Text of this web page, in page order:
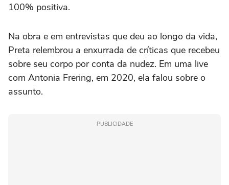
100% positiva.
Na obra e em entrevistas que deu ao longo da vida,
Preta relembrou a enxurrada de críticas que recebeu
sobre seu corpo por conta da nudez. Em uma live
com Antonia Frering, em 2020, ela falou sobre o
assunto.
PUBLICIDADE